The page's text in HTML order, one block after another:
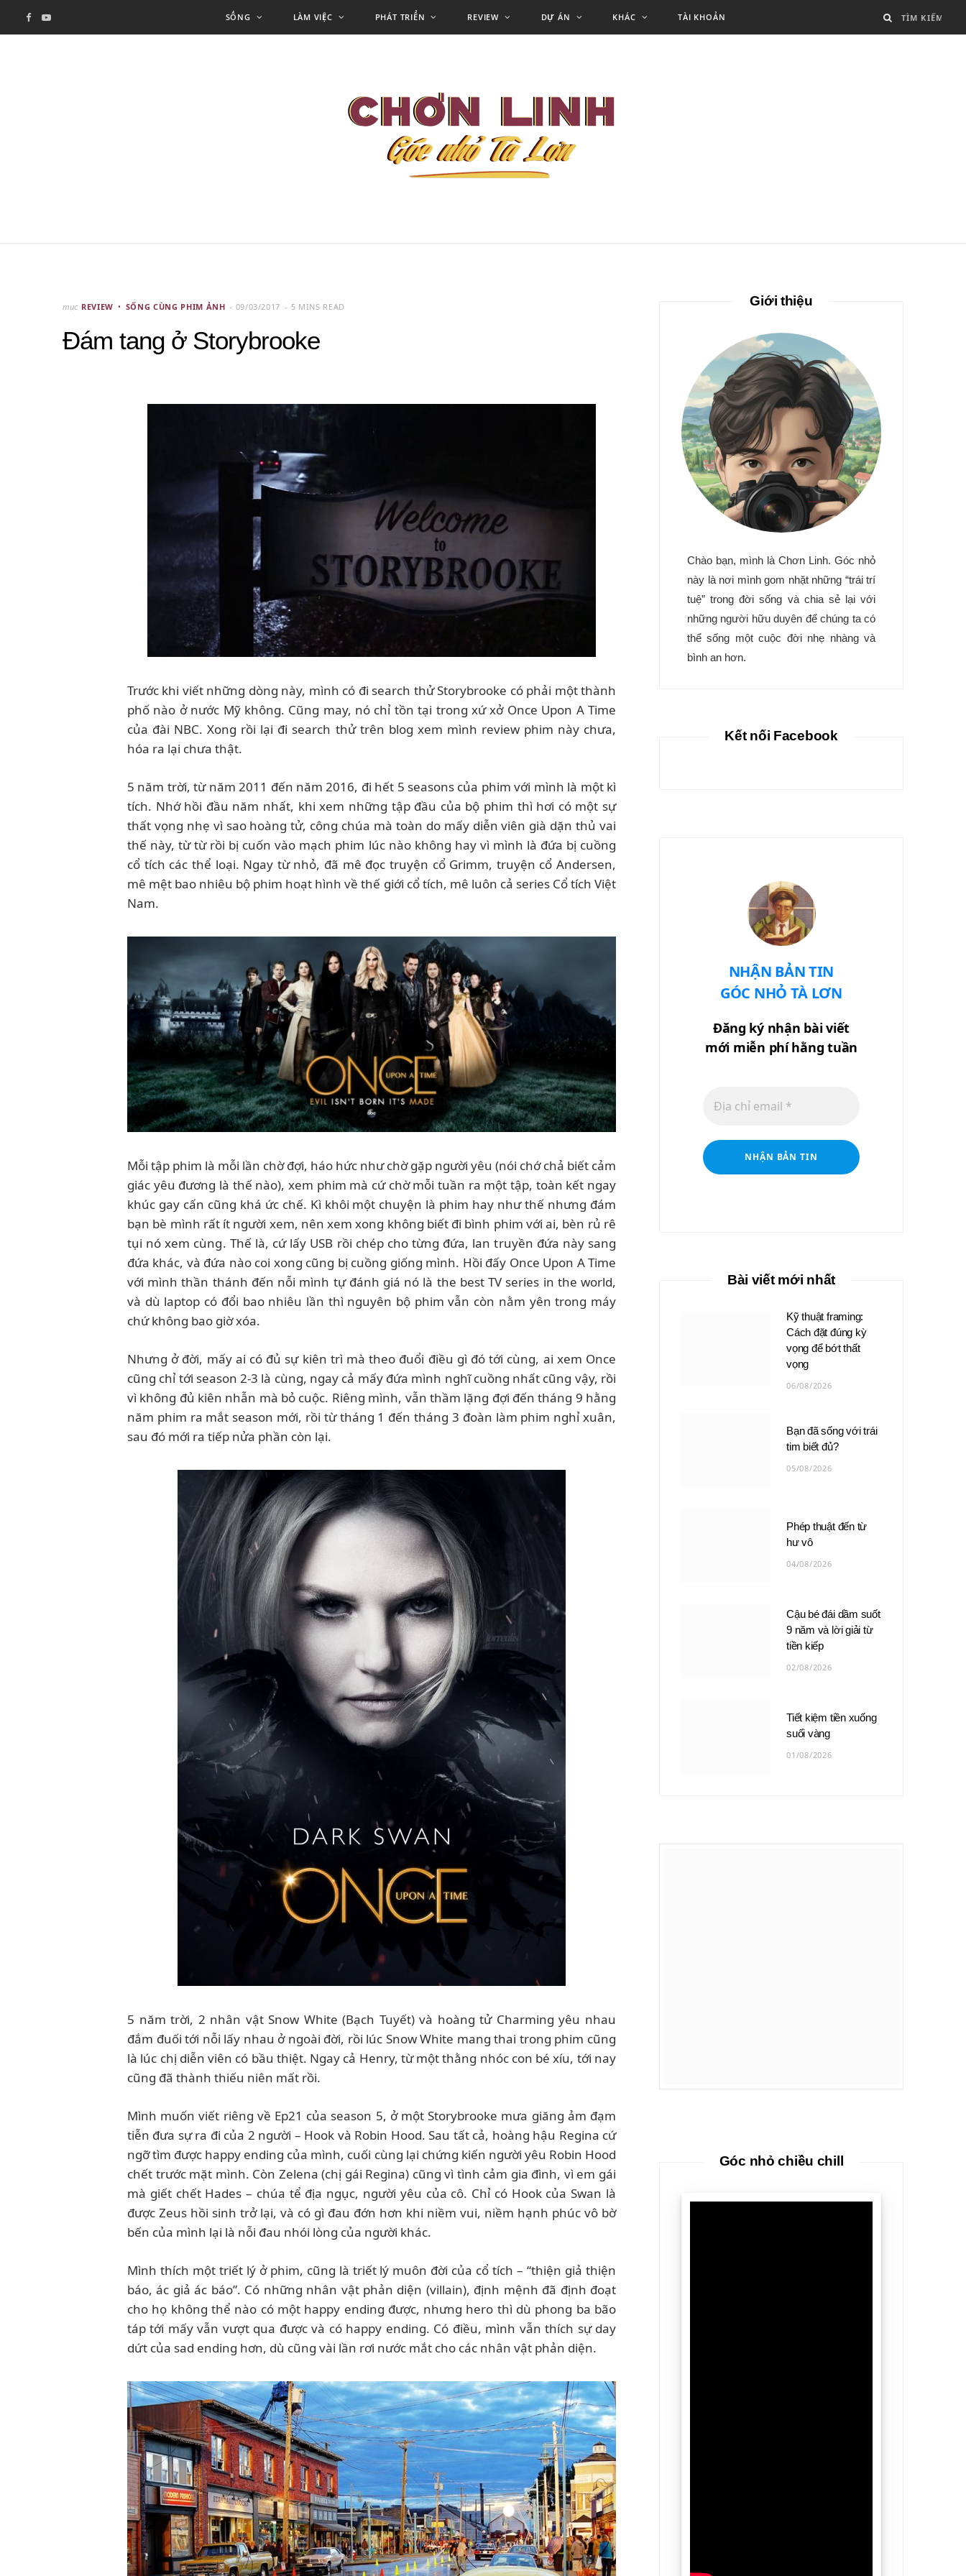
F Y SỐNG LÀM VIỆC PHÁT TRIỂN REVIEW DỰ ÁN KHÁC TÀI KHOẢN
mục REVIEW SỐNG CÙNG PHIM ẢNH 09/03/2017 5 MINS READ
Đám tang ở Storybrooke
Trước khi viết những dòng này, mình có đi search thử Storybrooke có phải một thành
phố nào ở nước Mỹ không. Cũng may, nó chỉ tồn tại trong xứ xở Once Upon A Time
của đài NBC. Xong rồi lại đi search thử trên blog xem mình review phim này chưa,
hóa ra lại chưa thật.
5 năm trời, từ năm 2011 đến năm 2016, đi hết 5 seasons của phim với mình là một kì
tích. Nhớ hồi đầu năm nhất, khi xem những tập đầu của bộ phim thì hơi có một sự
thất vọng nhẹ vì sao hoàng tử, công chúa mà toàn do mấy diễn viên già dặn thủ vai
thế này, từ từ rồi bị cuốn vào mạch phim lúc nào không hay vì mình là đứa bị cuồng
cổ tích các thể loại. Ngay từ nhỏ, đã mê đọc truyện cổ Grimm, truyện cổ Andersen,
mê mệt bao nhiêu bộ phim hoạt hình về thế giới cổ tích, mê luôn cả series Cổ tích Việt
Nam.
Mỗi tập phim là mỗi lần chờ đợi, háo hức như chờ gặp người yêu (nói chớ chả biết cảm
giác yêu đương là thế nào), xem phim mà cứ chờ mỗi tuần ra một tập, toàn kết ngay
khúc gay cấn cũng khá ức chế. Kì khôi một chuyện là phim hay như thế nhưng đám
bạn bè mình rất ít người xem, nên xem xong không biết đi bình phim với ai, bèn rủ rê
tụi nó xem cùng. Thế là, cứ lấy USB rồi chép cho từng đứa, lan truyền đứa này sang
đứa khác, và đứa nào coi xong cũng bị cuồng giống mình. Hồi đấy Once Upon A Time
với mình thần thánh đến nỗi mình tự đánh giá nó là the best TV series in the world,
và dù laptop có đổi bao nhiêu lần thì nguyên bộ phim vẫn còn nằm yên trong máy
chứ không bao giờ xóa.
Nhưng ở đời, mấy ai có đủ sự kiên trì mà theo đuổi điều gì đó tới cùng, ai xem Once
cũng chỉ tới season 2-3 là cùng, ngay cả mấy đứa mình nghĩ cuồng nhất cũng vậy, rồi
vì không đủ kiên nhẫn mà bỏ cuộc. Riêng mình, vẫn thầm lặng đợi đến tháng 9 hằng
năm phim ra mắt season mới, rồi từ tháng 1 đến tháng 3 đoàn làm phim nghỉ xuân,
sau đó mới ra tiếp nửa phần còn lại.
5 năm trời, 2 nhân vật Snow White (Bạch Tuyết) và hoàng tử Charming yêu nhau
đắm đuối tới nỗi lấy nhau ở ngoài đời, rồi lúc Snow White mang thai trong phim cũng
là lúc chị diễn viên có bầu thiệt. Ngay cả Henry, từ một thằng nhóc con bé xíu, tới nay
cũng đã thành thiếu niên mất rồi.
Mình muốn viết riêng về Ep21 của season 5, ở một Storybrooke mưa giăng ảm đạm
tiễn đưa sự ra đi của 2 người – Hook và Robin Hood. Sau tất cả, hoàng hậu Regina cứ
ngỡ tìm được happy ending của mình, cuối cùng lại chứng kiến người yêu Robin Hood
chết trước mặt mình. Còn Zelena (chị gái Regina) cũng vì tình cảm gia đình, vì em gái
mà giết chết Hades – chúa tể địa ngục, người yêu của cô. Chỉ có Hook của Swan là
được Zeus hồi sinh trở lại, và có gì đau đớn hơn khi niềm vui, niềm hạnh phúc vô bờ
bến của mình lại là nỗi đau nhói lòng của người khác.
Mình thích một triết lý ở phim, cũng là triết lý muôn đời của cổ tích – “thiện giả thiện
báo, ác giả ác báo”. Có những nhân vật phản diện (villain), định mệnh đã định đoạt
cho họ không thể nào có một happy ending được, nhưng hero thì dù phong ba bão
táp tới mấy vẫn vượt qua được và có happy ending. Có điều, mình vẫn thích sự day
dứt của sad ending hơn, dù cũng vài lần rơi nước mắt cho các nhân vật phản diện.
Giới thiệu
Chào bạn, mình là Chơn Linh. Góc nhỏ
này là nơi mình gom nhặt những “trái trí
tuệ” trong đời sống và chia sẻ lại với
những người hữu duyên để chúng ta có
thể sống một cuộc đời nhẹ nhàng và
bình an hơn.
Kết nối Facebook
NHẬN BẢN TIN
GÓC NHỎ TÀ LƠN
Đăng ký nhận bài viết
mới miễn phí hằng tuần
Bài viết mới nhất
Kỹ thuật framing:
Cách đặt đúng kỳ
vọng để bớt thất
vọng
06/08/2026
Bạn đã sống với trái
tim biết đủ?
05/08/2026
Phép thuật đến từ
hư vô
04/08/2026
Cậu bé đái dầm suốt
9 năm và lời giải từ
tiền kiếp
02/08/2026
Tiết kiệm tiền xuống
suối vàng
01/08/2026
Góc nhỏ chiều chill